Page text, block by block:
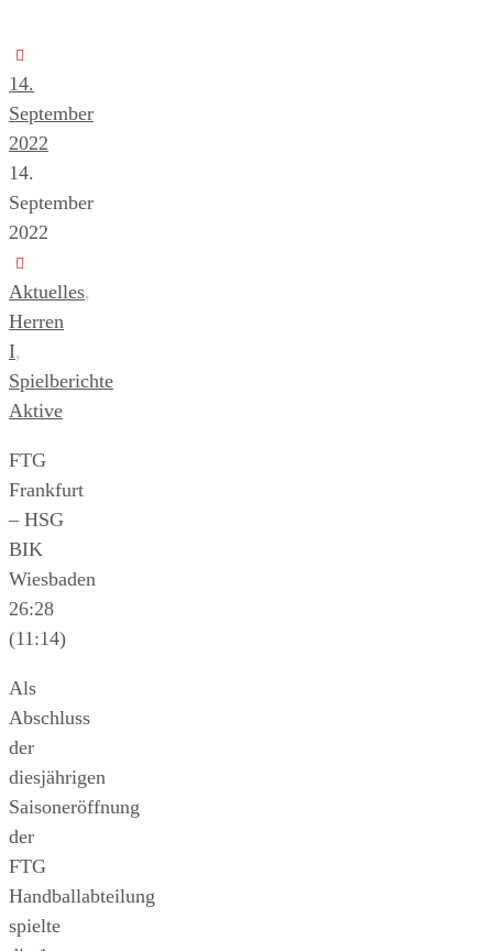
14.
September
2022
14.
September
2022
Aktuelles,
Herren
I,
Spielberichte
Aktive
FTG
Frankfurt
– HSG
BIK
Wiesbaden
26:28
(11:14)
Als
Abschluss
der
diesjährigen
Saisoneröffnung
der
FTG
Handballabteilung
spielte